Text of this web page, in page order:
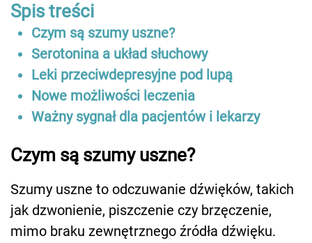
Spis treści
Czym są szumy uszne?
Serotonina a układ słuchowy
Leki przeciwdepresyjne pod lupą
Nowe możliwości leczenia
Ważny sygnał dla pacjentów i lekarzy
Czym są szumy uszne?
Szumy uszne to odczuwanie dźwięków, takich
jak dzwonienie, piszczenie czy brzęczenie,
mimo braku zewnętrznego źródła dźwięku.